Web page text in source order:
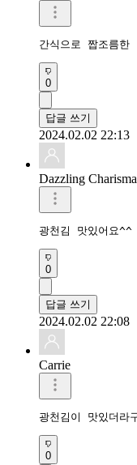
간식으로 짭조름한
0
답글 쓰기
2024.02.02 22:13
Dazzling
광천김 맛있어요^^
0
답글 쓰기
2024.02.02 22:08
Carrie
광천김이 맛있더라
0